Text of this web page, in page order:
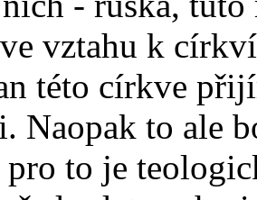
vztahu k
této církve
Naopak to ale
to je